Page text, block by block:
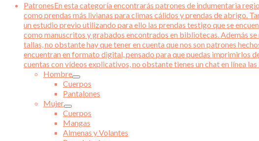
PatronesEn esta categoría encontrarás patrones de indumentaria
como prendas más livianas para climas cálidos y prendas de abrigo.
un estudio previo utilizando para ello las prendas testigo que se
como manuscritos y grabados encontrados en bibliotecas. Además
tallas, no obstante hay que tener en cuenta que nos son patrones
encuentran en formato digital, pensado para que puedas imprimirlos
cuentas con vídeos explicativos, no obstante tienes un chat en línea
Hombre
Cuerpos
Pantalones
Mujer
Cuerpos
Mangas
Almenas y Volantes